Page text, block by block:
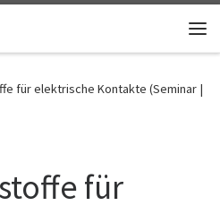
für elektrische Kontakte (Seminar |
für